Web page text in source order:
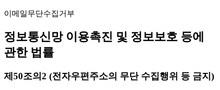
이메일무단수집거부
정보통신망 이용촉진 및 정보보호 등에
관한 법률
제50조의2 (전자우편주소의 무단 수집행위 등 금지)